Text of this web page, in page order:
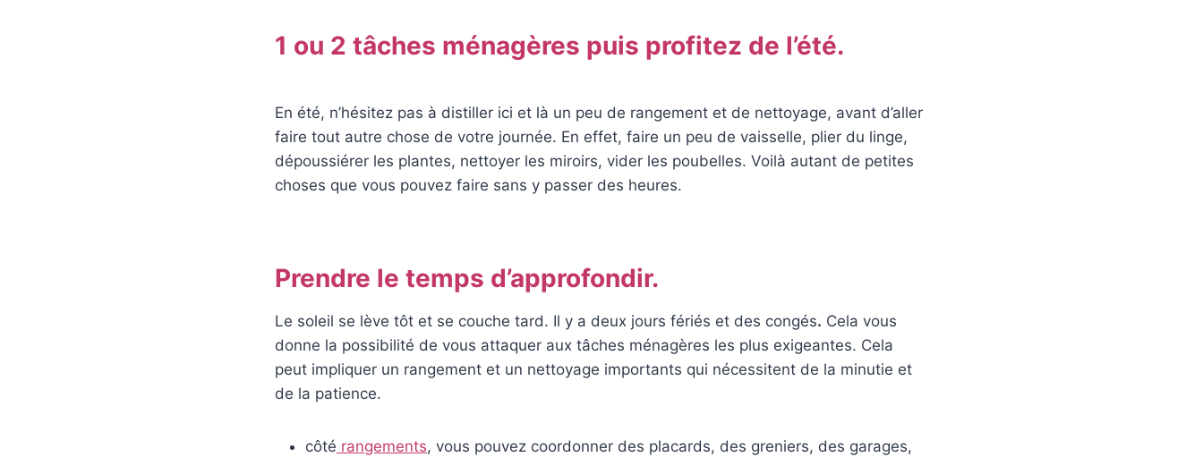
1 ou 2 tâches ménagères puis profitez de l’été.
En été, n’hésitez pas à distiller ici et là un peu de rangement et de nettoyage, avant d’aller
faire tout autre chose de votre journée. En effet, faire un peu de vaisselle, plier du linge,
dépoussiérer les plantes, nettoyer les miroirs, vider les poubelles. Voilà autant de petites
choses que vous pouvez faire sans y passer des heures.
Prendre le temps d’approfondir.
Le soleil se lève tôt et se couche tard. Il y a deux jours fériés et des congés. Cela vous
donne la possibilité de vous attaquer aux tâches ménagères les plus exigeantes. Cela
peut impliquer un rangement et un nettoyage importants qui nécessitent de la minutie et
de la patience.
côté rangements, vous pouvez coordonner des placards, des greniers, des garages,